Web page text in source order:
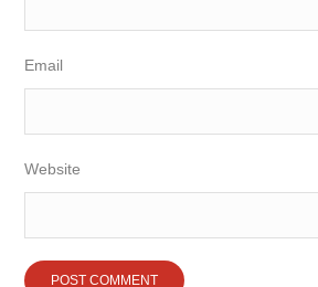
Email
Website